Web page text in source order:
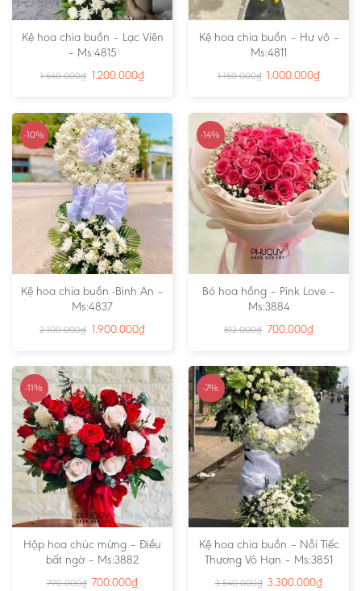
Kệ hoa chia buồn – Lạc Viên
– Ms:4815
1.540.000₫ 1.200.000₫
Kệ hoa chia buồn – Hư vô –
Ms:4811
1.150.000₫ 1.000.000₫
-10%
Kệ hoa chia buồn -Bình An –
Ms:4837
2.100.000₫ 1.900.000₫
-14%
Bó hoa hồng – Pink Love –
Ms:3884
812.000₫ 700.000₫
-11%
Hộp hoa chúc mừng – Điều
bất ngờ – Ms:3882
790.000₫ 700.000₫
-7%
Kệ hoa chia buồn – Nỗi Tiếc
Thương Vô Hạn – Ms:3851
3.540.000₫ 3.300.000₫